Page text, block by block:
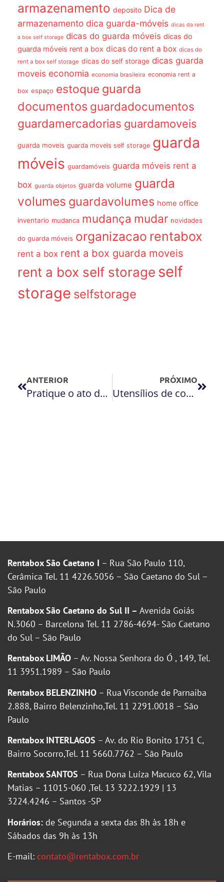
armazenamento deposito Dica de
armazenamento dica guarda-móveis dicas da rent
a box self storage dicas do guarda móveis dicas do
guarda móveis rent a box dicas do rent a box dicas do
rent a box self storage dicas do self storage dicas guarda
moveis economia economia brasileira economia rent a
box espaço estoque guarda
documentos guardadocumentos
guardamercadorias guardamoveis
guarda moveis guarda moveis self storage guarda
móveis guardamóveis guarda móveis rent a
box guarda objetos guarda volume guarda
volumes guardavolumes home office
inventario mudanca mudança mudar novidades
do guarda móveis organizacao rentabox
rent a box rent a box guarda moveis
rent a box self storage self
storage selfstorage
ANTERIOR
Pratique o ato de: reciclar
PRÓXIMO
Utensílios de cozinha, como armazená-los?
Rentabox São Caetano I – Rua São Paulo 110,
Cerâmica Tel. 11 4226.5056 – São Caetano do Sul –
São Paulo
Rentabox São Caetano do Sul II – Avenida Goiás
N.3060 – Barcelona Tel. 11 2786-4694- São Caetano
do Sul – São Paulo
Rentabox LIMÃO – Av. Nossa Senhora do Ó , 149, Tel.
11 3951.1989 – São Paulo
Rentabox BELENZINHO – Rua Visconde de Parnaiba
2.888, Bairro Belenzinho,Tel. 11 2291.0018 – São
Paulo
Rentabox INTERLAGOS – Av. do Rio Bonito 1751 C,
Bairro Socorro,Tel. 11 5660.7762 – São Paulo
Rentabox SANTOS – Rua Dona Luíza Macuco 62, Vila
Matias – 11015-060 ,Tel. 13 3222.1929 | 13
3224.4246 – Santos -SP
Horários: de Segunda a sexta das 8h às 18h e
Sábados das 9h às 13h
E-mail: contato@rentabox.com.br